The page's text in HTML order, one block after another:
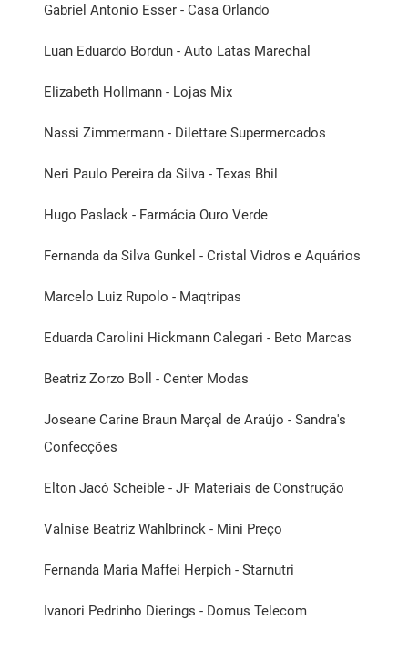
Gabriel Antonio Esser - Casa Orlando
Luan Eduardo Bordun - Auto Latas Marechal
Elizabeth Hollmann - Lojas Mix
Nassi Zimmermann - Dilettare Supermercados
Neri Paulo Pereira da Silva - Texas Bhil
Hugo Paslack - Farmácia Ouro Verde
Fernanda da Silva Gunkel - Cristal Vidros e Aquários
Marcelo Luiz Rupolo - Maqtripas
Eduarda Carolini Hickmann Calegari - Beto Marcas
Beatriz Zorzo Boll - Center Modas
Joseane Carine Braun Marçal de Araújo - Sandra's
Confecções
Elton Jacó Scheible - JF Materiais de Construção
Valnise Beatriz Wahlbrinck - Mini Preço
Fernanda Maria Maffei Herpich - Starnutri
Ivanori Pedrinho Dierings - Domus Telecom